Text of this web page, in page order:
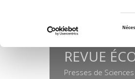
REVUE
Presses de Sciences